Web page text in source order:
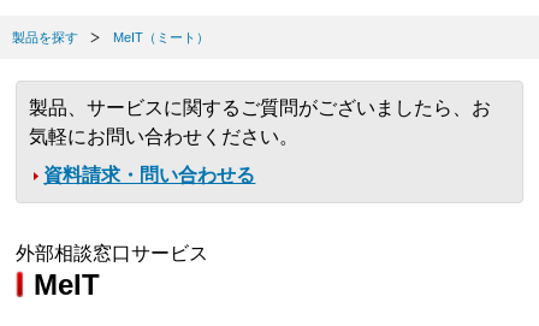
製品を探す MeIT（ミート）
製品、サービスに関するご質問がございましたら、お
気軽にお問い合わせください。
資料請求・問い合わせる
外部相談窓口サービス
MeIT